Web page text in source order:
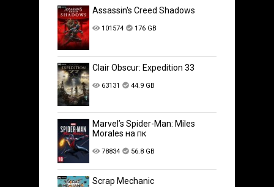
Assassin's Creed Shadows
101574 176 GB
Clair Obscur: Expedition 33
63131 44.9 GB
Marvel’s Spider-Man: Miles
Morales на пк
78834 56.8 GB
Scrap Mechanic